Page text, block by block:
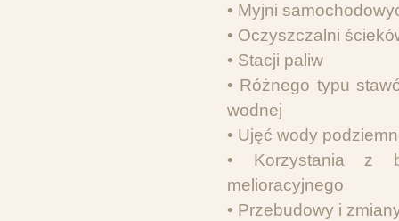
• Myjni
• Oczyszczalni
• Stacji paliw
• Różnego typu
wodnej
• Ujęć wody
• Korzystania z
melioracyjnego
• Przebudowy i